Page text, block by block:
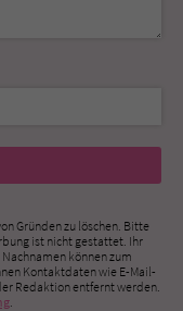
Gründen zu löschen. Bitte
ist nicht gestattet. Ihr
können zum
Kontaktdaten wie E-Mail-
Redaktion entfernt werden.